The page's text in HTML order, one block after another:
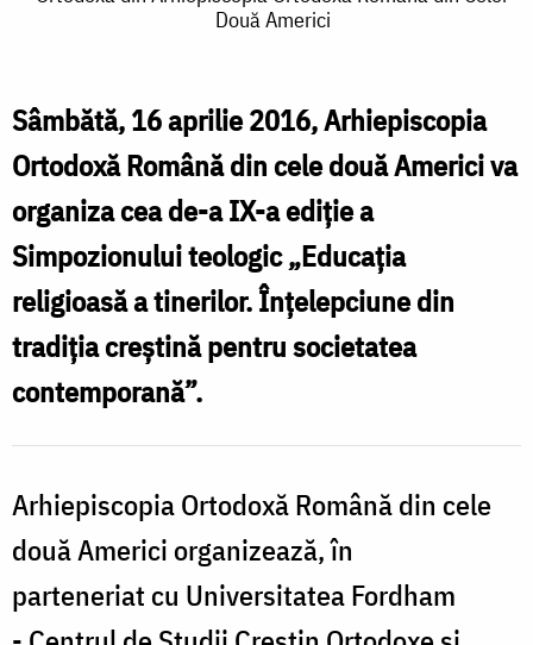
de-
a
ediție
a
Simpozionului
de
Spiritualitate
Ortodoxă
Ortodoxă
Română
din
Celor
Două Americi
Sâmbătă, 16 aprilie 2016, Arhiepiscopia
Ortodoxă Română din cele două Americi va
organiza cea de-a IX-a ediție a
Simpozionului teologic „Educația
religioasă a tinerilor. Înțelepciune din
tradiția creștină pentru societatea
contemporană”.
Arhiepiscopia Ortodoxă Română din cele
două Americi organizează, în
parteneriat cu Universitatea Fordham